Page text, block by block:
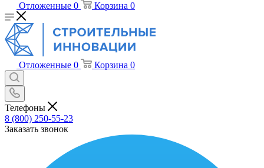
Отложенные 0 Корзина 0
Отложенные 0 Корзина 0
Телефоны
8 (800) 250-55-23
Заказать звонок